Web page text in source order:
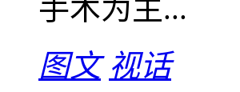
手术为主...
图文 视话